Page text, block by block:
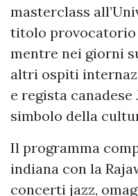
masterclass
titolo provocatorio
mentre nei giorni
altri ospiti
e regista canadese
simbolo della
Il programma
indiana con la
concerti jazz,